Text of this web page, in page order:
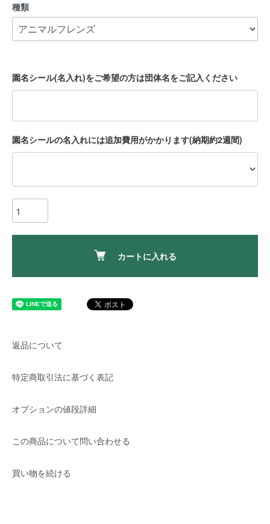
種類
園名シール(名入れ)をご希望の方は団体名をご記入ください
園名シールの名入れには追加費用がかかります(納期約2週間)
カートに入れる
返品について
特定商取引法に基づく表記
オプションの値段詳細
この商品について問い合わせる
買い物を続ける